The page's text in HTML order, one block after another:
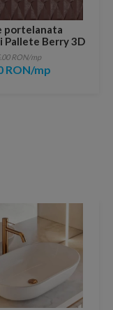
portelanata
Pallete Berry 3D
RON/mp
RON/mp